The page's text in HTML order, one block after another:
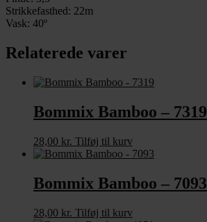
Strikkefasthed: 22m
Vask: 40º
Relaterede varer
Bommix Bamboo – 7319
28,00 kr. Tilføj til kurv
Bommix Bamboo – 7093
28,00 kr. Tilføj til kurv